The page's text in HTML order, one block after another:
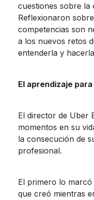
cuestiones sobre
Reflexionaron
competencias son
a los nuevos retos
entenderla y
El aprendizaje
El director de Uber
momentos en su
la consecución de
profesional.
El primero lo
que creó mientras